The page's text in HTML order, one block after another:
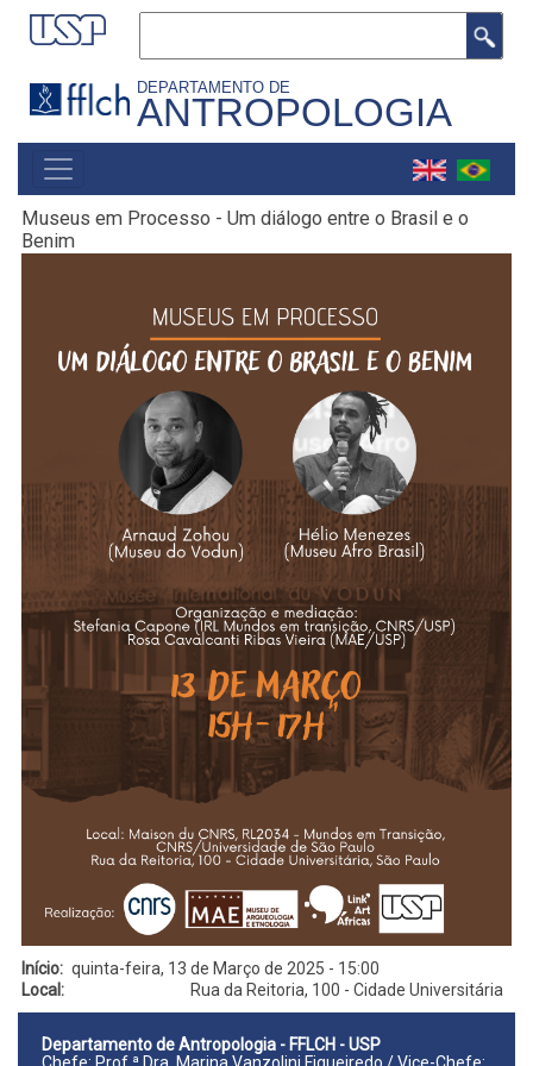
Pular
para
conteúdo
DEPARTAMENTO DE
ANTROPOLOGIA
MAIN
NAVIGATION
Museus em Processo - Um diálogo entre o Brasil e o
Benim
Início
quinta-feira, 13 de Março de 2025 - 15:00
Local
Rua da Reitoria, 100 - Cidade Universitária
Departamento de Antropologia - FFLCH - USP